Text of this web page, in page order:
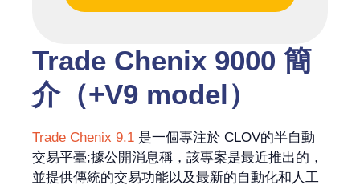
Trade Chenix 9000 簡
介（+V9 model）
Trade Chenix 9.1 是一個專注於 CLOV的半自動
交易平臺;據公開消息稱，該專案是最近推出的，
並提供傳統的交易功能以及最新的自動化和人工